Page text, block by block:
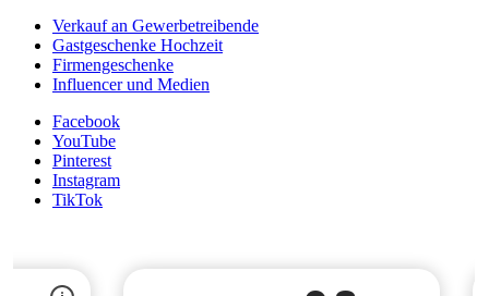
Verkauf an Gewerbetreibende
Gastgeschenke Hochzeit
Firmengeschenke
Influencer und Medien
Facebook
YouTube
Pinterest
Instagram
TikTok